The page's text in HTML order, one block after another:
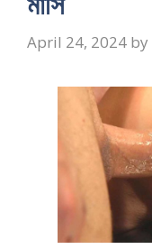
April 24, 2024 by